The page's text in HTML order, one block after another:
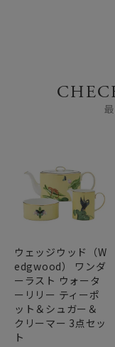
ウェッジウッド（W
edgwood） ワンダ
ーラスト ウォータ
ーリリー ティーポ
ット＆シュガー＆
クリーマー 3点セッ
ト